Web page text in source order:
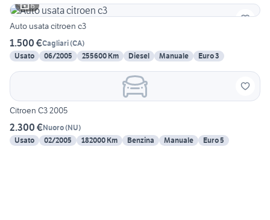
6
Auto usata citroen c3
1.500 €Cagliari(CA)
Usato
06/2005 255600 Km Diesel Manuale Euro 3
Citroen C3 2005
2.300 €Nuoro(NU)
Usato
02/2005 182000 Km Benzina Manuale Euro 5